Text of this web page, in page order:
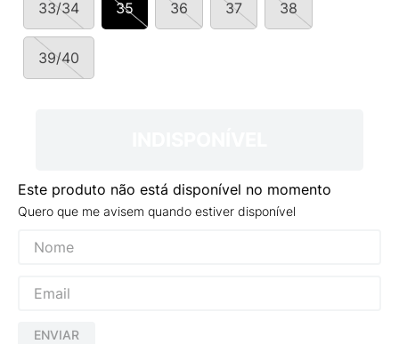
33/34 35 36 37 38
39/40
Este produto não está disponível no momento
Quero que me avisem quando estiver disponível
ENVIAR
º
VANS TÊNIS VANS ULTRARANGE
10º NEW BALANCE 204L